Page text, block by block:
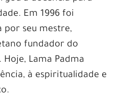
Em 1996 foi
por seu mestre,
fundador do
Hoje, Lama Padma
à espiritualidade e